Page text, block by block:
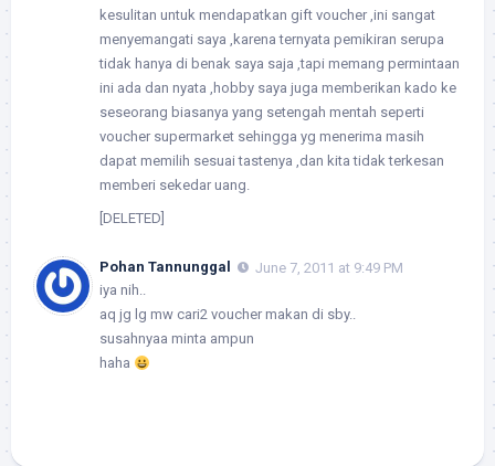
kesulitan untuk mendapatkan gift voucher ,ini sangat
menyemangati saya ,karena ternyata pemikiran serupa
tidak hanya di benak saya saja ,tapi memang permintaan
ini ada dan nyata ,hobby saya juga memberikan kado ke
seseorang biasanya yang setengah mentah seperti
voucher supermarket sehingga yg menerima masih
dapat memilih sesuai tastenya ,dan kita tidak terkesan
memberi sekedar uang.
[DELETED]
Pohan Tannunggal
June 7, 2011 at 9:49 PM
iya nih..
aq jg lg mw cari2 voucher makan di sby..
susahnyaa minta ampun
haha